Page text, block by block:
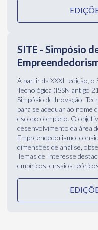
A partir da XXXII edição,
Tecnológica (ISSN antigo
Simpósio de Inovação,
escopo completo. O
desenvolvimento da área
Empreendedorismo,
Temas de Interesse
empíricos, ensaios
Eventos
Frequência: Trienal